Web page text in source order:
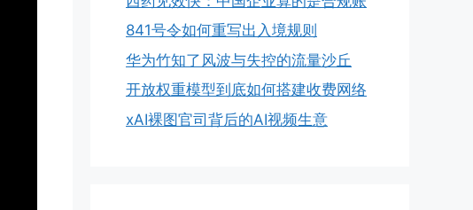
841号令如何重写出入境规则
华为竹知了风波与失控的流量沙丘
开放权重模型到底如何搭建收费网络
xAI裸图官司背后的AI视频生意